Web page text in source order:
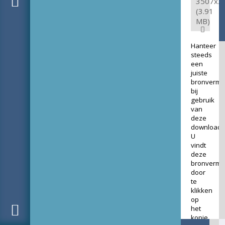
(3.91
MB)
Hanteer
steeds
een
juiste
bij
gebruik
van
deze
download.
U
vindt
deze
door
te
klikken
op
het
kopje